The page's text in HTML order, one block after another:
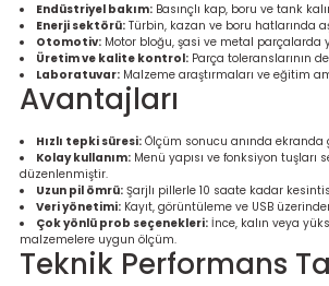
Endüstriyel bakım: Basınçlı kap, boru ve tank
Enerji sektörü: Türbin, kazan ve boru hatlarında
Otomotiv: Motor bloğu, şasi ve metal parçalarda
Üretim ve kalite kontrol: Parça toleranslarının
Laboratuvar: Malzeme araştırmaları ve eğitim
Avantajları
Hızlı tepki süresi: Ölçüm sonucu anında ekranda
Kolay kullanım: Menü yapısı ve fonksiyon tuşları
düzenlenmiştir.
Uzun pil ömrü: Şarjlı pillerle 10 saate kadar
Veri yönetimi: Kayıt, görüntüleme ve USB
Çok yönlü prob seçenekleri: İnce, kalın veya
malzemelere uygun ölçüm.
Teknik Performans